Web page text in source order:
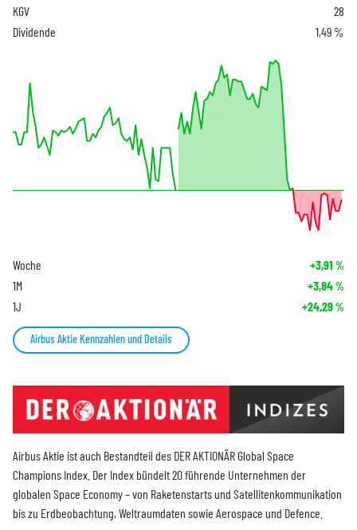
KGV
28
Dividende
1,49 %
Woche +3,91 %
1M +3,84%
1J +24,29%
Airbus Aktie Kennzahlen und Details
Airbus Aktie ist auch Bestandteil des DER AKTIONÄR Global Space
Champions Index. Der Index bündelt 20 führende Unternehmen der
globalen Space Economy – von Raketenstarts und Satellitenkommunikation
bis zu Erdbeobachtung, Weltraumdaten sowie Aerospace und Defence.